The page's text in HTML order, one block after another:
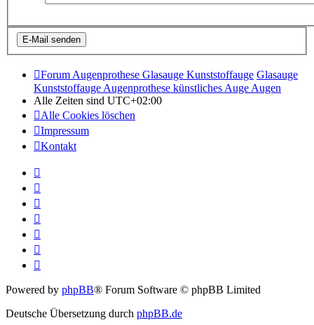
Forum Augenprothese Glasauge Kunststoffauge Glasauge
Kunststoffauge Augenprothese künstliches Auge Augen
Alle Zeiten sind UTC+02:00
Alle Cookies löschen
Impressum
Kontakt
Powered by phpBB® Forum Software © phpBB Limited
Deutsche Übersetzung durch phpBB.de